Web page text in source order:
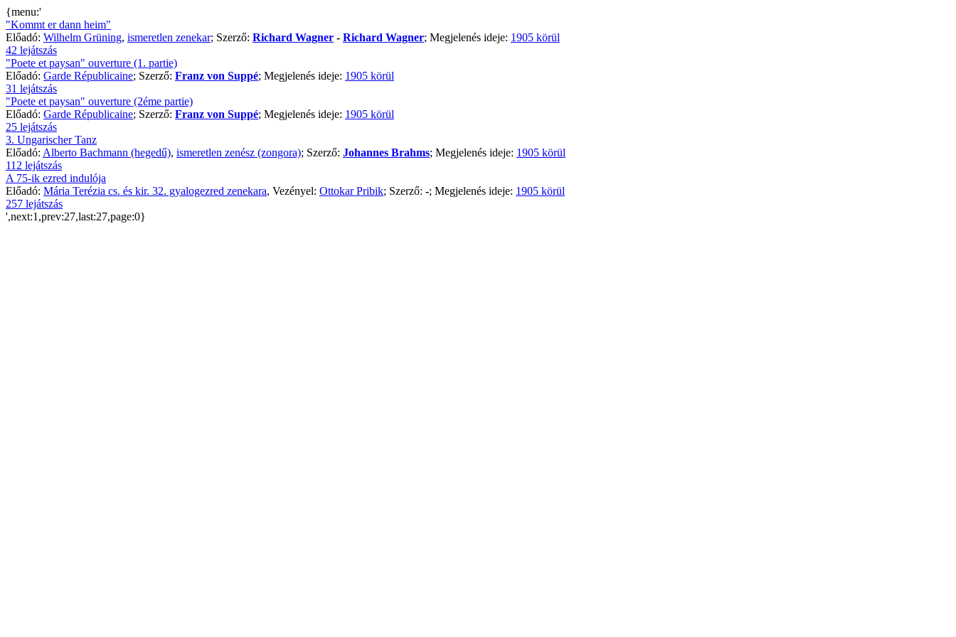
{menu:'
"Kommt er dann heim"
Előadó: Wilhelm Grüning, ismeretlen zenekar; Szerző: Richard Wagner - Richard Wagner; Megjelenés ideje: 1905 körül
42 lejátszás
"Poete et paysan" ouverture (1. partie)
Előadó: Garde Républicaine; Szerző: Franz von Suppé; Megjelenés ideje: 1905 körül
31 lejátszás
"Poete et paysan" ouverture (2éme partie)
Előadó: Garde Républicaine; Szerző: Franz von Suppé; Megjelenés ideje: 1905 körül
25 lejátszás
3. Ungarischer Tanz
Előadó: Alberto Bachmann (hegedű), ismeretlen zenész (zongora); Szerző: Johannes Brahms; Megjelenés ideje: 1905 körül
112 lejátszás
A 75-ik ezred indulója
Előadó: Mária Terézia cs. és kir. 32. gyalogezred zenekara, Vezényel: Ottokar Pribik; Szerző: -; Megjelenés ideje: 1905 körül
257 lejátszás
',next:1,prev:27,last:27,page:0}